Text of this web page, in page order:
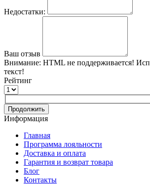
Недостатки:
Ваш отзыв
Внимание: HTML не поддерживается!
текст!
Рейтинг
Продолжить
Информация
Главная
Программа лояльности
Доставка и оплата
Гарантия и возврат товара
Блог
Контакты